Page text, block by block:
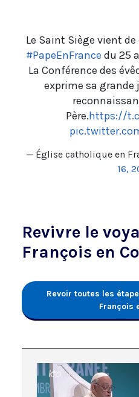
Le Saint Siège vient
#PapeEnFrance du 25
La Conférence des
exprime sa grande
Père.https://
— Église catholique en
16,
Revivre le
François en
Revoir toutes les
François